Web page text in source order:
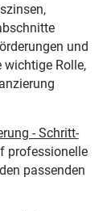
und
wichtige Rolle,
- Schritt-
professionelle
passenden